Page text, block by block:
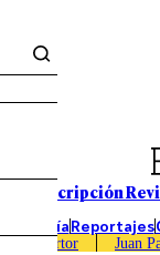
Suscripción
EconomíaReportajes
Caso Sartor Juan